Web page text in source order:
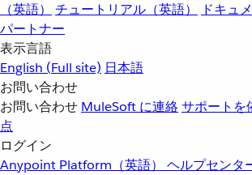
（英語）
チュートリアル（英語）
ドキュ
パートナー
表示言語
English (Full site) 日本語
お問い合わせ
お問い合わせ MuleSoft に連絡サポートを
点
ログイン
Anypoint Platform（英語） ヘルプセンタ